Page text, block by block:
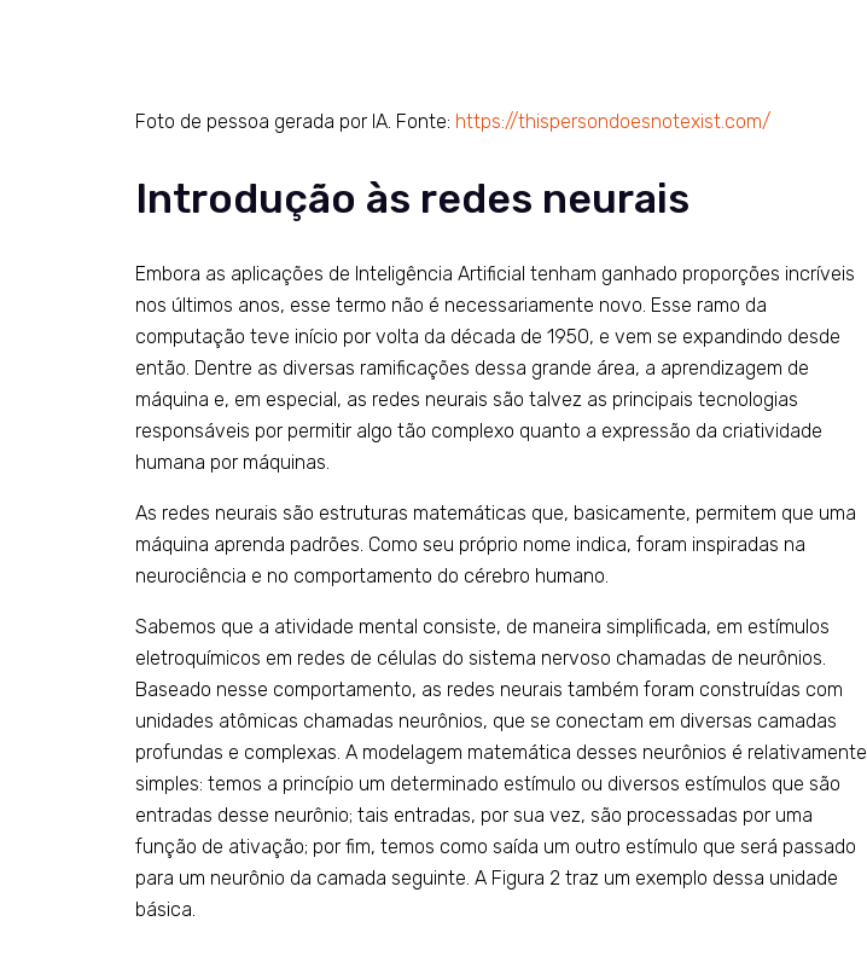
Foto de pessoa gerada por IA. Fonte: https://thispersondoesnotexist.com/
Introdução às redes neurais
Embora as aplicações de Inteligência Artificial tenham ganhado proporções incríveis
nos últimos anos, esse termo não é necessariamente novo. Esse ramo da
computação teve início por volta da década de 1950, e vem se expandindo desde
então. Dentre as diversas ramificações dessa grande área, a aprendizagem de
máquina e, em especial, as redes neurais são talvez as principais tecnologias
responsáveis por permitir algo tão complexo quanto a expressão da criatividade
humana por máquinas.
As redes neurais são estruturas matemáticas que, basicamente, permitem que uma
máquina aprenda padrões. Como seu próprio nome indica, foram inspiradas na
neurociência e no comportamento do cérebro humano.
Sabemos que a atividade mental consiste, de maneira simplificada, em estímulos
eletroquímicos em redes de células do sistema nervoso chamadas de neurônios.
Baseado nesse comportamento, as redes neurais também foram construídas com
unidades atômicas chamadas neurônios, que se conectam em diversas camadas
profundas e complexas. A modelagem matemática desses neurônios é relativamente
simples: temos a princípio um determinado estímulo ou diversos estímulos que são
entradas desse neurônio; tais entradas, por sua vez, são processadas por uma
função de ativação; por fim, temos como saída um outro estímulo que será passado
para um neurônio da camada seguinte. A Figura 2 traz um exemplo dessa unidade
básica.